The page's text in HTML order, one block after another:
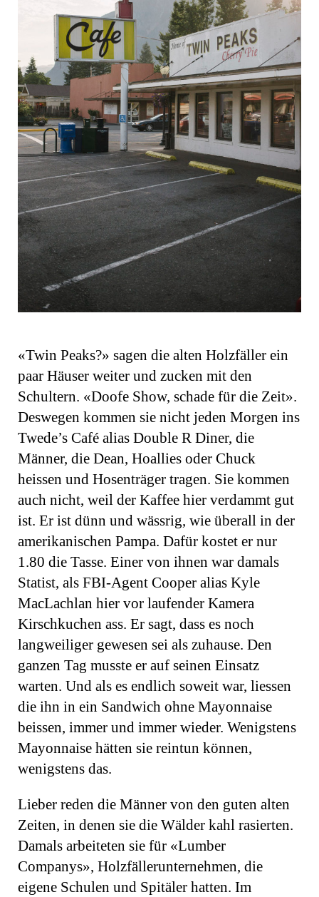
«Twin Peaks?» sagen die alten Holzfäller ein
paar Häuser weiter und zucken mit den
Schultern. «Doofe Show, schade für die Zeit».
Deswegen kommen sie nicht jeden Morgen ins
Twede’s Café alias Double R Diner, die
Männer, die Dean, Hoallies oder Chuck
heissen und Hosenträger tragen. Sie kommen
auch nicht, weil der Kaffee hier verdammt gut
ist. Er ist dünn und wässrig, wie überall in der
amerikanischen Pampa. Dafür kostet er nur
1.80 die Tasse. Einer von ihnen war damals
Statist, als FBI-Agent Cooper alias Kyle
MacLachlan hier vor laufender Kamera
Kirschkuchen ass. Er sagt, dass es noch
langweiliger gewesen sei als zuhause. Den
ganzen Tag musste er auf seinen Einsatz
warten. Und als es endlich soweit war, liessen
die ihn in ein Sandwich ohne Mayonnaise
beissen, immer und immer wieder. Wenigstens
Mayonnaise hätten sie reintun können,
wenigstens das.
Lieber reden die Männer von den guten alten
Zeiten, in denen sie die Wälder kahl rasierten.
Damals arbeiteten sie für «Lumber
Companys», Holzfällerunternehmen, die
eigene Schulen und Spitäler hatten. Im